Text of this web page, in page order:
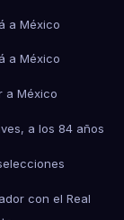
a México
a México
a México
a los 84 años
con el Real